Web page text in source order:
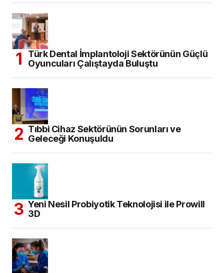
Türk Dental İmplantoloji Sektörünün Güçlü
Oyuncuları Çalıştayda Buluştu
Tıbbi Cihaz Sektörünün Sorunları ve
Geleceği Konuşuldu
Yeni Nesil Probiyotik Teknolojisi ile Prowill
3D